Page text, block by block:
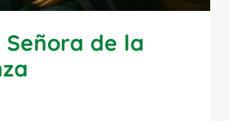
Señora de la